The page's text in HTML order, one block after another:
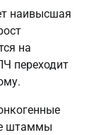
наивысшая
на
переходит
штаммы